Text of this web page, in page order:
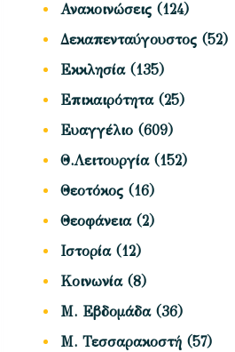
Ανακοινώσεις (124)
Δεκαπενταύγουστος (52)
Εκκλησία(135)
Επικαιρότητα(25)
Ευαγγέλιο (609)
Θ.Λειτουργία(152)
Θεοτόκος (16)
Θεοφάνεια(2)
Ιστορία(12)
Κοινωνία(8)
Μ. Εβδομάδα(36)
Μ. Τεσσαρακοστή (57)